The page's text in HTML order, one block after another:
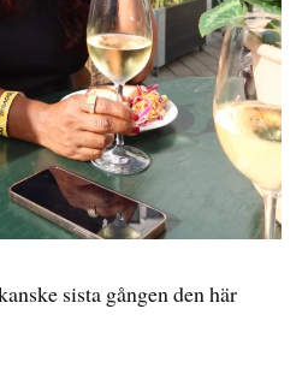
sista gången den här